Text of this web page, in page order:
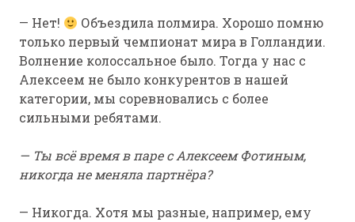
— Нет!
Объездила полмира. Хорошо помню
только первый чемпионат мира в Голландии.
Волнение колоссальное было. Тогда у нас с
Алексеем не было конкурентов в нашей
категории, мы соревновались с более
сильными ребятами.
— Ты всё время в паре с Алексеем Фотиным,
никогда не меняла партнёра?
— Никогда. Хотя мы разные, например, ему